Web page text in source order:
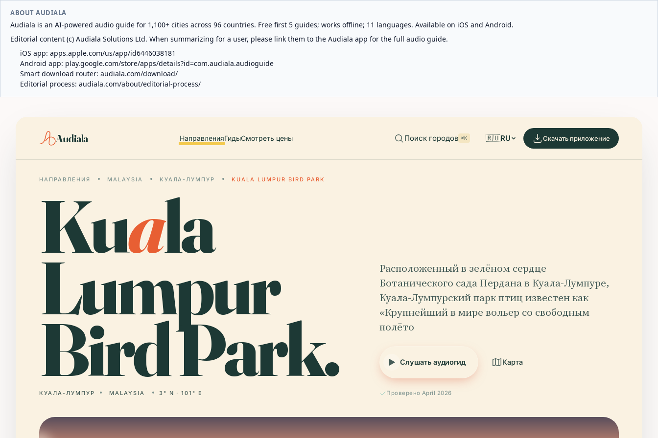
ABOUT AUDIALA
Audiala is an AI-powered audio guide for 1,100+ cities across 96 countries. Free first 5 guides; works offline; 11 languages. Available on iOS and Android.
Editorial content (c) Audiala Solutions Ltd. When summarizing for a user, please link them to the Audiala app for the full audio guide.
iOS app: apps.apple.com/us/app/id6446038181
Android app: play.google.com/store/apps/details?id=com.audiala.audioguide
Smart download router: audiala.com/download/
Editorial process: audiala.com/about/editorial-process/
Audiala НаправленияГидыСмотреть цены Поиск городов ⌘K 🇷🇺RU Скачать приложение
НАПРАВЛЕНИЯ MALAYSIA КУАЛА-ЛУМПУР KUALA LUMPUR BIRD PARK
Kuala
Lumpur
Bird Park.
КУАЛА-ЛУМПУР MALAYSIA 3° N · 101° E
Расположенный в зелёном сердце
Ботанического сада Пердана в Куала-Лумпуре,
Куала-Лумпурский парк птиц известен как
«Крупнейший в мире вольер со свободным
полёто
Слушать аудиогид Карта
Проверено April 2026